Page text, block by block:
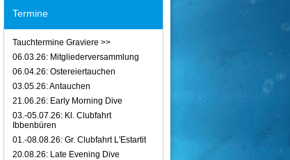
Termine
Tauchtermine Graviere >>
06.03.26: Mitgliederversammlung
06.04.26: Ostereiertauchen
03.05.26: Antauchen
21.06.26: Early Morning Dive
03.-05.07.26: Kl. Clubfahrt
Ibbenbüren
01.-08.08.26: Gr. Clubfahrt L'Estartit
20.08.26: Late Evening Dive